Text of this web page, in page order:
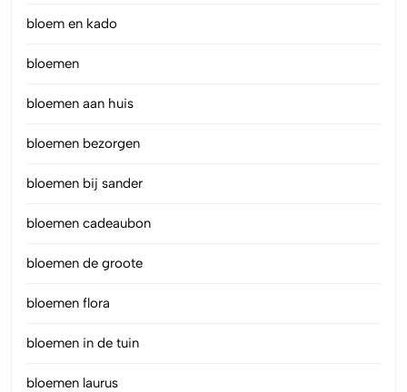
bloem en kado
bloemen
bloemen aan huis
bloemen bezorgen
bloemen bij sander
bloemen cadeaubon
bloemen de groote
bloemen flora
bloemen in de tuin
bloemen laurus